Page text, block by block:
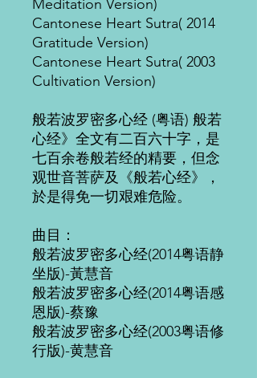
Meditation Version)
Cantonese Heart Sutra( 2014
Gratitude Version)
Cantonese Heart Sutra( 2003
Cultivation Version)
般若波罗密多心经 (粤语) 般若
心经》全文有二百六十字，是
七百余卷般若经的精要，但念
观世音菩萨及《般若心经》，
於是得免一切艰难危险。
曲目：
般若波罗密多心经(2014粤语静
坐版)-黃慧音
般若波罗密多心经(2014粤语感
恩版)-蔡豫
般若波罗密多心经(2003粤语修
行版)-黄慧音